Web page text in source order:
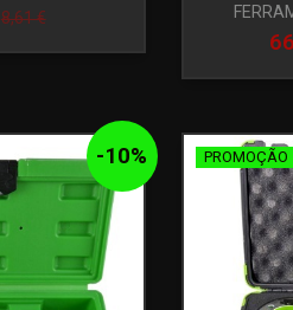
8,61 €
-10% PROMOÇÃO